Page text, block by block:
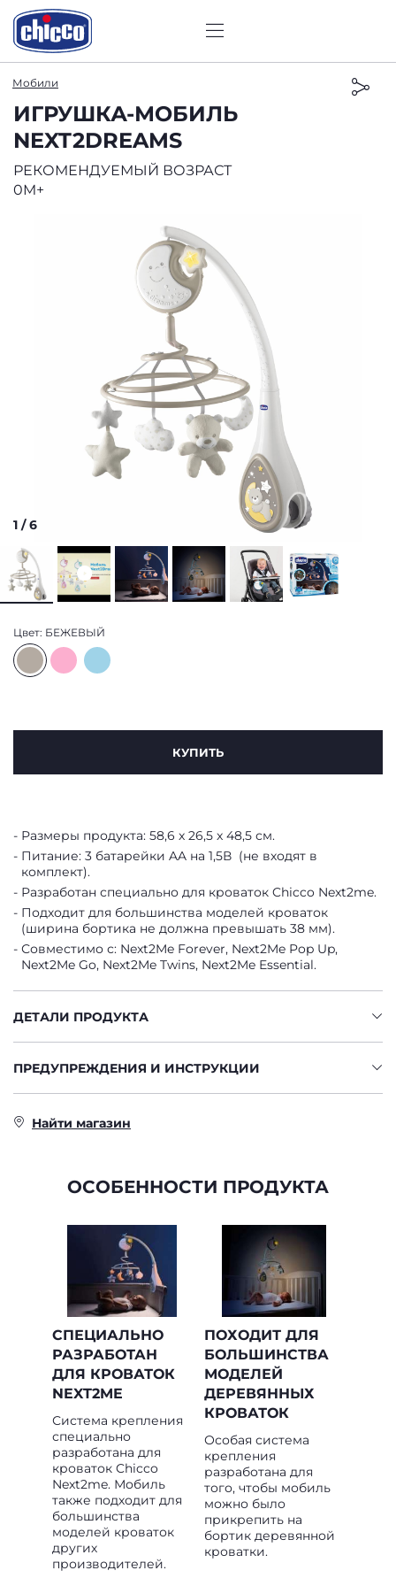
Мобили
ИГРУШКА-МОБИЛЬ
NEXT2DREAMS
РЕКОМЕНДУЕМЫЙ ВОЗРАСТ
0M+
1 /6
Цвет: БЕЖЕВЫЙ
КУПИТЬ
Размеры продукта: 58,6 x 26,5 x 48,5 см.
Питание: 3 батарейки AA на 1,5В (не входят в
комплект).
Разработан специально для кроваток Chicco Next2me.
Подходит для большинства моделей кроваток
(ширина бортика не должна превышать 38 мм).
Совместимо с: Next2Me Forever, Next2Me Pop Up,
Next2Me Go, Next2Me Twins, Next2Me Essential.
ДЕТАЛИ ПРОДУКТА
ПРЕДУПРЕЖДЕНИЯ И ИНСТРУКЦИИ
Найти магазин
ОСОБЕННОСТИ ПРОДУКТА
СПЕЦИАЛЬНО
РАЗРАБОТАН
ДЛЯ КРОВАТОК
NEXT2ME
Система крепления
специально
разработана для
кроваток Chicco
Next2me. Мобиль
также подходит для
большинства
моделей кроваток
других
производителей.
ПОХОДИТ ДЛЯ
БОЛЬШИНСТВА
МОДЕЛЕЙ
ДЕРЕВЯННЫХ
КРОВАТОК
Особая система
крепления
разработана для
того, чтобы мобиль
можно было
прикрепить на
бортик деревянной
кроватки.